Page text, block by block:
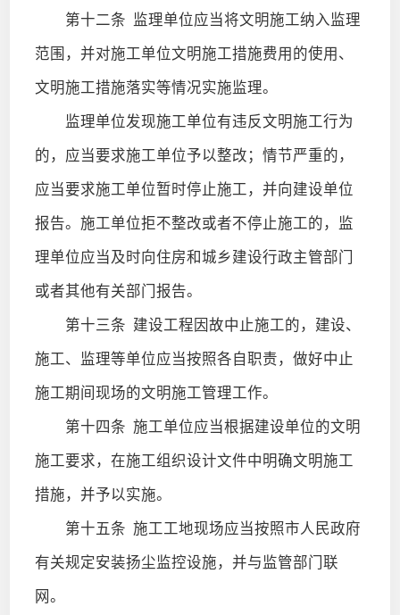
第十二条 监理单位应当将文明施工纳入监理
范围，并对施工单位文明施工措施费用的使用、
文明施工措施落实等情况实施监理。
监理单位发现施工单位有违反文明施工行为
的，应当要求施工单位予以整改；情节严重的，
应当要求施工单位暂时停止施工，并向建设单位
报告。施工单位拒不整改或者不停止施工的，监
理单位应当及时向住房和城乡建设行政主管部门
或者其他有关部门报告。
第十三条 建设工程因故中止施工的，建设、
施工、监理等单位应当按照各自职责，做好中止
施工期间现场的文明施工管理工作。
第十四条 施工单位应当根据建设单位的文明
施工要求，在施工组织设计文件中明确文明施工
措施，并予以实施。
第十五条 施工工地现场应当按照市人民政府
有关规定安装扬尘监控设施，并与监管部门联
网。